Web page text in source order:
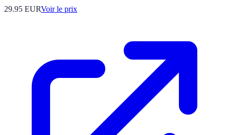
29.95 EURVoir le prix